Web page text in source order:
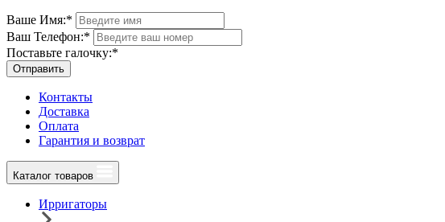
Ваше Имя:*
Ваш Телефон:*
Поставьте галочку:*
Отправить
Контакты
Доставка
Оплата
Гарантия и возврат
Каталог товаров
Ирригаторы